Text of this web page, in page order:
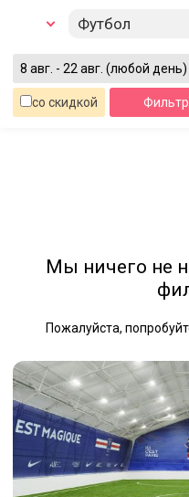
Футбол
8 авг. - 22 авг. (любой день)
со скидкой
Мы ничего не
Пожалуйста,